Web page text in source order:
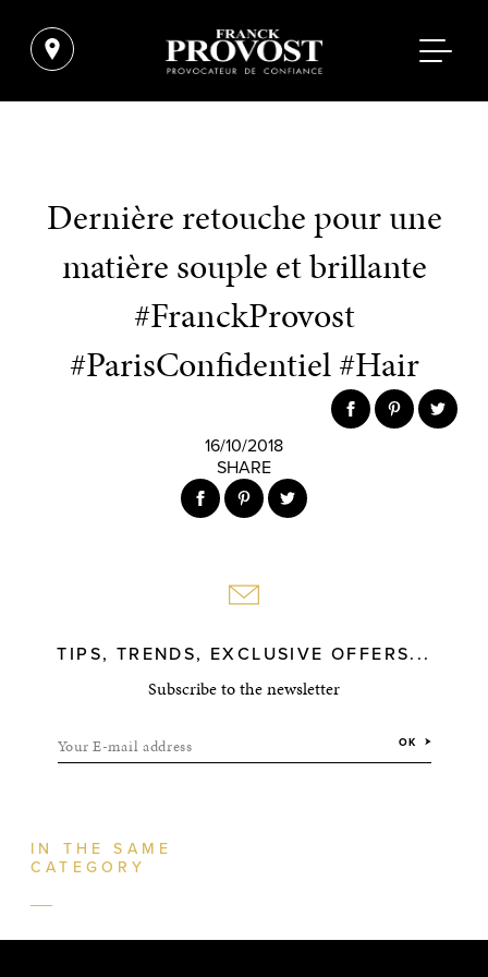
Dernière retouche pour une
matière souple et brillante
#FranckProvost
#ParisConfidentiel #Hair
16/10/2018
SHARE
TIPS, TRENDS, EXCLUSIVE OFFERS...
Subscribe to the newsletter
Your E-mail address OK
IN THE SAME
CATEGORY